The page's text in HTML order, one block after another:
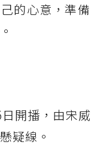
的心意，準
日開播，由宋
疑線。